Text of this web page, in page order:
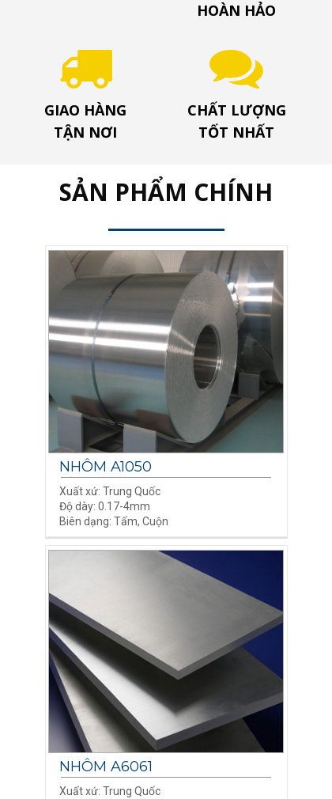
CHẤT LƯỢNG
TỐT NHẤT
GIAO HÀNG
TẬN NƠI
HOÀN HẢO
SẢN PHẨM CHÍNH
NHÔM A1050
Xuất xứ: Trung Quốc
Độ dày: 0.17-4mm
Biên dạng: Tấm, Cuộn
NHÔM A6061
Xuất xứ: Trung Quốc